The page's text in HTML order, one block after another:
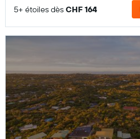
5+ étoiles dès CHF 164